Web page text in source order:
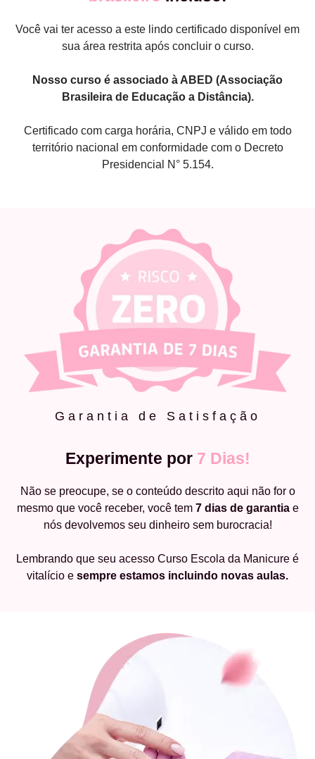
Você vai ter acesso a este lindo certificado disponível em
sua área restrita após concluir o curso.
Nosso curso é associado à ABED (Associação
Brasileira de Educação a Distância).
Certificado com carga horária, CNPJ e válido em todo
território nacional em conformidade com o Decreto
Presidencial N° 5.154.
Garantia de Satisfação
Experimente por 7 Dias!
Não se preocupe, se o conteúdo descrito aqui não for o
mesmo que você receber, você tem 7 dias de garantiae
nós devolvemos seu dinheiro sem burocracia!
Lembrando que seu acesso Curso Escola da Manicure é
vitalício e sempre estamos incluindo novas aulas.